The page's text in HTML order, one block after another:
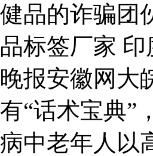
健品的诈骗团
品标签厂家
晚报安徽网大
有“话术宝典”
病中老年人